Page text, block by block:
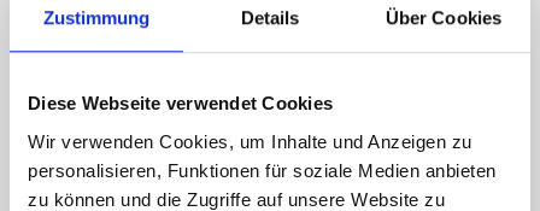
Zustimmung Details Über Cookies
Diese Webseite verwendet Cookies
Wir verwenden Cookies, um Inhalte und Anzeigen zu
personalisieren, Funktionen für soziale Medien anbieten
zu können und die Zugriffe auf unsere Website zu
agree to their validity.
REGISTER